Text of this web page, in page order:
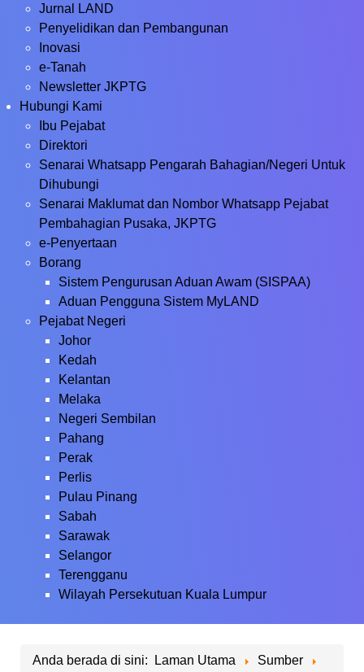
Jurnal LAND
Penyelidikan dan Pembangunan
Inovasi
e-Tanah
Newsletter JKPTG
Hubungi Kami
Ibu Pejabat
Direktori
Senarai Whatsapp Pengarah Bahagian/Negeri Untuk
Dihubungi
Senarai Maklumat dan Nombor Whatsapp Pejabat
Pembahagian Pusaka, JKPTG
e-Penyertaan
Borang
Sistem Pengurusan Aduan Awam (SISPAA)
Aduan Pengguna Sistem MyLAND
Pejabat Negeri
Johor
Kedah
Kelantan
Melaka
Negeri Sembilan
Pahang
Perak
Perlis
Pulau Pinang
Sabah
Sarawak
Selangor
Terengganu
Wilayah Persekutuan Kuala Lumpur
Anda berada di sini: Laman Utama
Sumber